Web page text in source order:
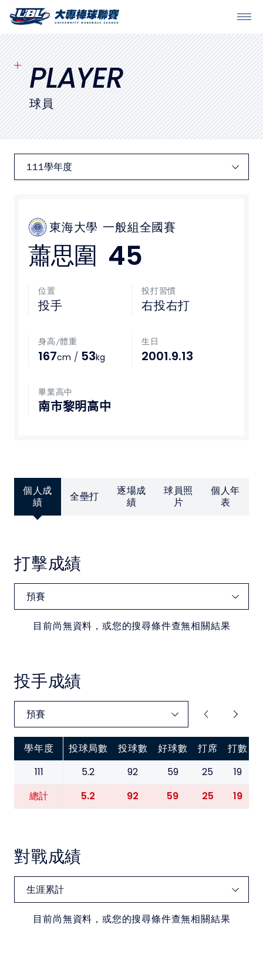
SITEMAP
首頁
球隊戰績
賽程表
球隊與球員
比賽場地
最新消息
下載專區
聯絡我們
隱私權政策
LINK
教育部體育署
PLAYER
球員
東海大學 一般組全國賽
蕭思圍 45
位置
投手
投打習慣
右投右打
身高/體重
167cm / 53kg
生日
2001.9.13
畢業高中
南市黎明高中
個人成
績
全壘打
逐場成
績
球員照
片
個人年
表
打擊成績
目前尚無資料，或您的搜尋條件查無相關結果
投手成績
學年度 投球局數 投球數 好球數 打席 打數
111 5.2 92 59 25 19
總計 5.2 92 59 25 19
對戰成績
目前尚無資料，或您的搜尋條件查無相關結果